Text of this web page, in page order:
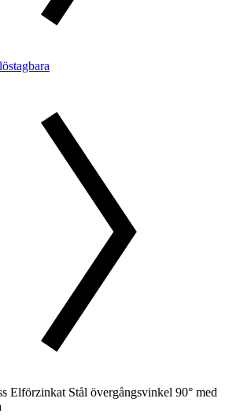
Elförzinkat Stål övergångsvinkel 90° med